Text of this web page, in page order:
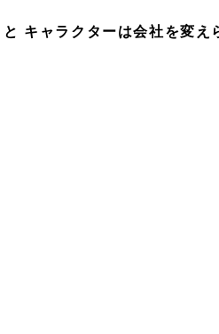
キャラクターは会社を変え